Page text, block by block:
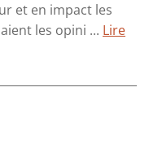
et en impact les
les opini ... Lire